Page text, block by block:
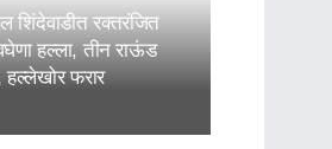
शिंदेवाडीत रक्तरंजित
हल्ला, तीन राऊंड
हल्लेखोर फरार